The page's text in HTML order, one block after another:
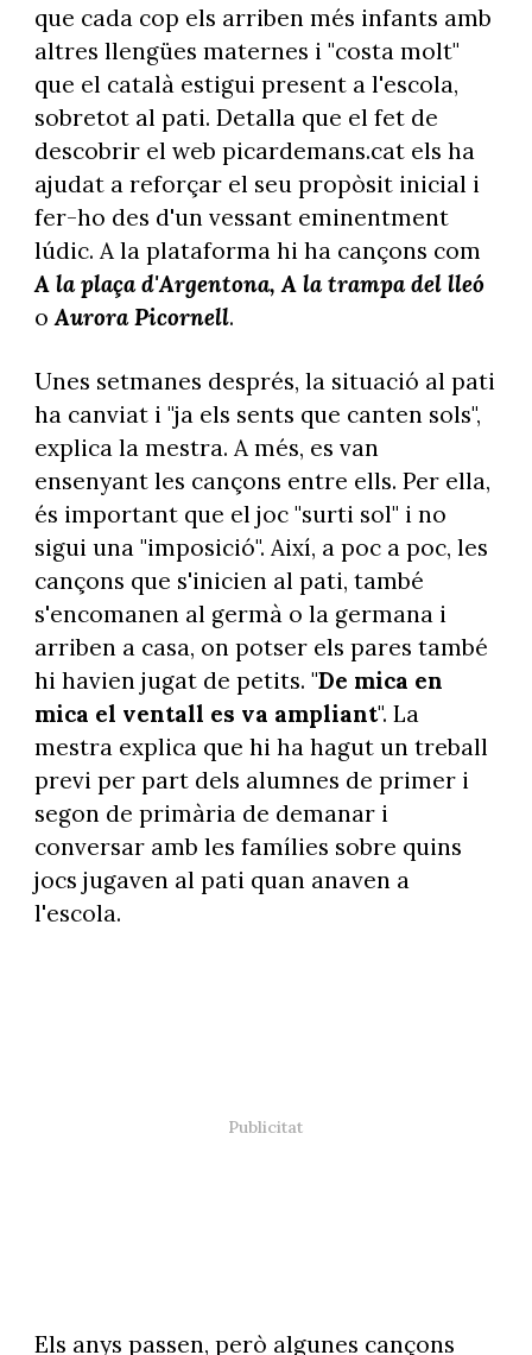
que cada cop els arriben més infants amb
altres llengües maternes i "costa molt"
que el català estigui present a l'escola,
sobretot al pati. Detalla que el fet de
descobrir el web picardemans.cat els ha
ajudat a reforçar el seu propòsit inicial i
fer-ho des d'un vessant eminentment
lúdic. A la plataforma hi ha cançons com
A la plaça d'Argentona, A la trampa del lleó
o Aurora Picornell.
Unes setmanes després, la situació al pati
ha canviat i "ja els sents que canten sols",
explica la mestra. A més, es van
ensenyant les cançons entre ells. Per ella,
és important que el joc "surti sol" i no
sigui una "imposició". Així, a poc a poc, les
cançons que s'inicien al pati, també
s'encomanen al germà o la germana i
arriben a casa, on potser els pares també
hi havien jugat de petits. "De mica en
mica el ventall es va ampliant". La
mestra explica que hi ha hagut un treball
previ per part dels alumnes de primer i
segon de primària de demanar i
conversar amb les famílies sobre quins
jocs jugaven al pati quan anaven a
l'escola.
Els anys passen, però algunes cançons